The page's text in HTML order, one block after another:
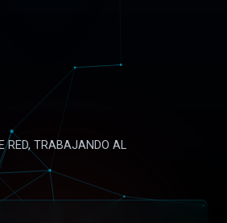
RED, TRABAJANDO AL